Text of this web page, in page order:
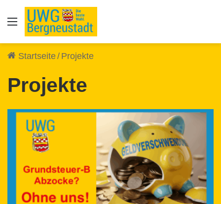
Auswahl
Startseite/ Projekte
Projekte